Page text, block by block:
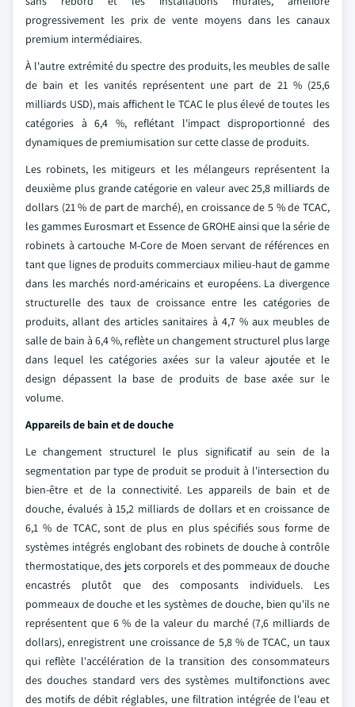
progressivement les prix de vente moyens dans les canaux
premium intermédiaires.
À l'autre extrémité du spectre des produits, les meubles de salle
de bain et les vanités représentent une part de 21 % (25,6
milliards USD), mais affichent le TCAC le plus élevé de toutes les
catégories à 6,4 %, reflétant l'impact disproportionné des
dynamiques de premiumisation sur cette classe de produits.
Les robinets, les mitigeurs et les mélangeurs représentent la
deuxième plus grande catégorie en valeur avec 25,8 milliards de
dollars (21 % de part de marché), en croissance de 5 % de TCAC,
les gammes Eurosmart et Essence de GROHE ainsi que la série de
robinets à cartouche M-Core de Moen servant de références en
tant que lignes de produits commerciaux milieu-haut de gamme
dans les marchés nord-américains et européens. La divergence
structurelle des taux de croissance entre les catégories de
produits, allant des articles sanitaires à 4,7 % aux meubles de
salle de bain à 6,4 %, reflète un changement structurel plus large
dans lequel les catégories axées sur la valeur ajoutée et le
design dépassent la base de produits de base axée sur le
volume.
Appareils de bain et de douche
Le changement structurel le plus significatif au sein de la
segmentation par type de produit se produit à l'intersection du
bien-être et de la connectivité. Les appareils de bain et de
douche, évalués à 15,2 milliards de dollars et en croissance de
6,1 % de TCAC, sont de plus en plus spécifiés sous forme de
systèmes intégrés englobant des robinets de douche à contrôle
thermostatique, des jets corporels et des pommeaux de douche
encastrés plutôt que des composants individuels. Les
pommeaux de douche et les systèmes de douche, bien qu'ils ne
représentent que 6 % de la valeur du marché (7,6 milliards de
dollars), enregistrent une croissance de 5,8 % de TCAC, un taux
qui reflète l'accélération de la transition des consommateurs
des douches standard vers des systèmes multifonctions avec
des motifs de débit réglables, une filtration intégrée de l'eau et